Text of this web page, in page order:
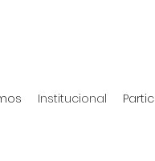
Institucional